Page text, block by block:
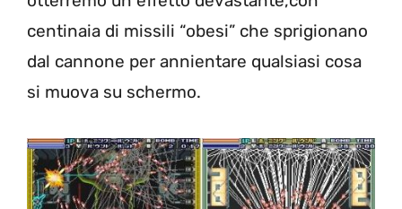
centinaia di missili “obesi” che sprigionano
dal cannone per annientare qualsiasi cosa
si muova su schermo.